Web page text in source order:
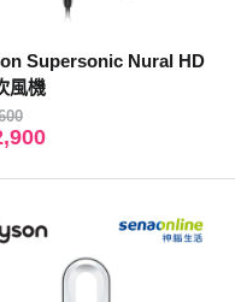
Supersonic Nural HD
風機